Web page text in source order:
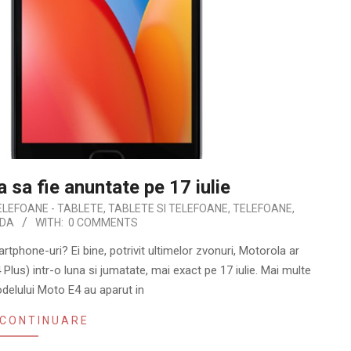
sa fie anuntate pe 17 iulie
- TABLETE, TABLETE SI TELEFOANE, TELEFOANE,
WITH: 0 COMMENTS
uri? Ei bine, potrivit ultimelor zvonuri, Motorola ar
intr-o luna si jumatate, mai exact pe 17 iulie. Mai multe
Moto E4 au aparut in